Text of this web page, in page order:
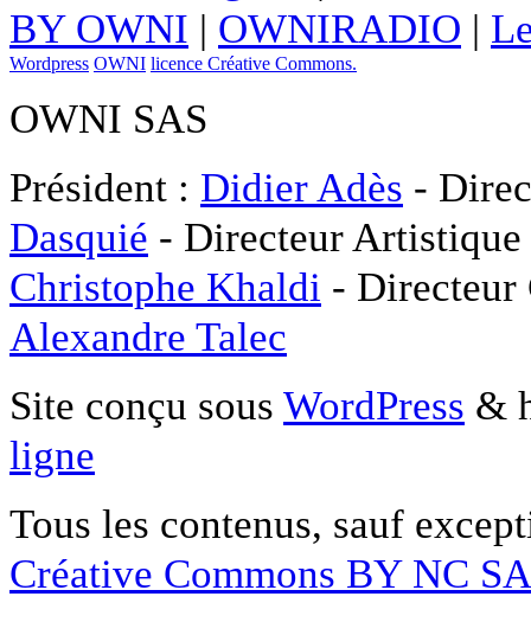
BY OWNI | OWNIRADIO |
Wordpress OWNI licence Créative Commons.
OWNI SAS
Président : Didier Adès -
Dasquié - Directeur
Christophe Khaldi -
Alexandre Talec
Site conçu sous WordPress &
ligne
Tous les contenus, sauf
Créative Commons BY NC SA